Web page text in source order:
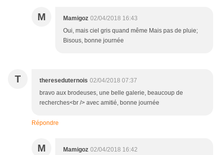
M Mamigoz 02/04/2018 16:43
Oui, mais ciel gris quand même Mais pas de pluie;
Bisous, bonne journée
T thereseduternois 02/04/2018 07:37
bravo aux brodeuses, une belle galerie, beaucoup de
recherches<br /> avec amitié, bonne journée
Répondre
M Mamigoz 02/04/2018 16:42